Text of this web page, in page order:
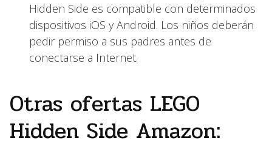
Hidden Side es compatible con determinados
dispositivos iOS y Android. Los niños deberán
pedir permiso a sus padres antes de
conectarse a Internet.
Otras ofertas LEGO
Hidden Side Amazon: